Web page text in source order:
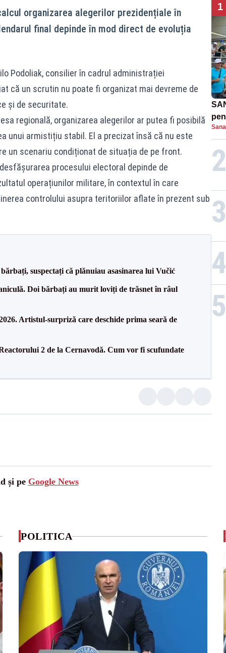
organizarea alegerilor prezidențiale în
final depinde în mod direct de evoluția
Podoliak, consilier în cadrul administrației
că un scrutin nu poate fi organizat mai devreme de
și de securitate.
regională, organizarea alegerilor ar putea fi posibilă
unui armistițiu stabil. El a precizat însă că nu este
un scenariu condiționat de situația de pe front.
procesului electoral depinde de
operațiunilor militare, în contextul în care
controlului asupra teritoriilor aflate în prezent sub
suspectați că plănuiau asasinarea lui Vučić
Doi bărbați au murit loviți de trăsnet în râul
Artistul-surpriză care deschide prima seară de
2 de la Cernavodă. Cum vor fi scufundate
și pe Google News
1
2
3
4
5
POLITICA